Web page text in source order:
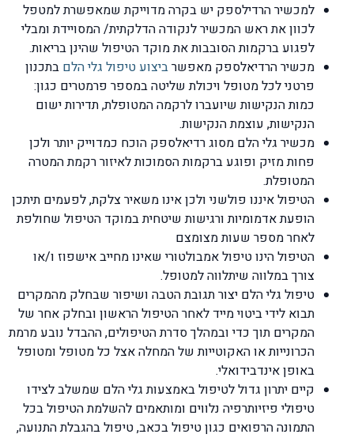
למכשיר הרדילספק יש בקרה מדוייקת שמאפשרת למטפל
לכוון את ראש המכשיר לנקודה הדלקתית/ המסויידת ומבלי
לפגוע ברקמות הסובבות את מוקד הטיפול שהינן בריאות.
מכשיר הרדיאלספק מאפשרביצוע טיפול גלי הלם בתכנון
פרטני לכל מטופל ויכולת שליטה במספר פרמטרים כגון:
כמות הנקישות שיועברו לרקמה המטופלת, תדירות ישום
הנקישות, עוצמת הנקישות.
מכשיר גלי הלם מסוג רדיאלספק הוכח כמדוייק יותר ולכן
פחות מזיק ופוגע ברקמות הסמוכות לאיזור רקמת המטרה
המטופלת.
הטיפול איננו פולשני ולכן אינו משאיר צלקת, לפעמים תיתכן
הופעת אדמומיות ורגישות שיטחית במוקד הטיפול שחולפת
לאחר מספר שעות מצומצם
הטיפול הינו טיפול אמבולטורי שאינו מחייב אישפוז ו/או
צורך במלווה שיתלווה למטופל.
טיפול גלי הלם יצור תגובת הטבה ושיפור שבחלק מהמקרים
תבוא לידי ביטוי מייד לאחר הטיפול הראשון ובחלק אחר של
המקרים תוך כדי ובמהלך סדרת הטיפולים, ההבדל נובע מרמת
הכרונייות או האקוטייות של המחלה אצל כל מטופל ומטופל
באופן אינדבידואלי.
קיים יתרון גדול לטיפול באמצעות גלי הלם שמשלב לצידו
טיפולי פיזיותרפיה נלווים ומותאמים להשלמת הטיפול בכל
התמונה הרפואים כגון טיפול בכאב, טיפול בהגבלת התנועה,